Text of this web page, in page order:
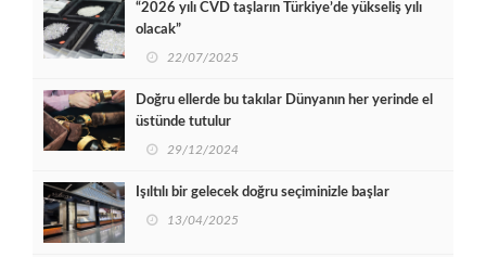
“2026 yılı CVD taşların Türkiye’de yükseliş yılı
olacak”
22/07/2025
Doğru ellerde bu takılar Dünyanın her yerinde el
üstünde tutulur
29/12/2024
Işıltılı bir gelecek doğru seçiminizle başlar
13/04/2025